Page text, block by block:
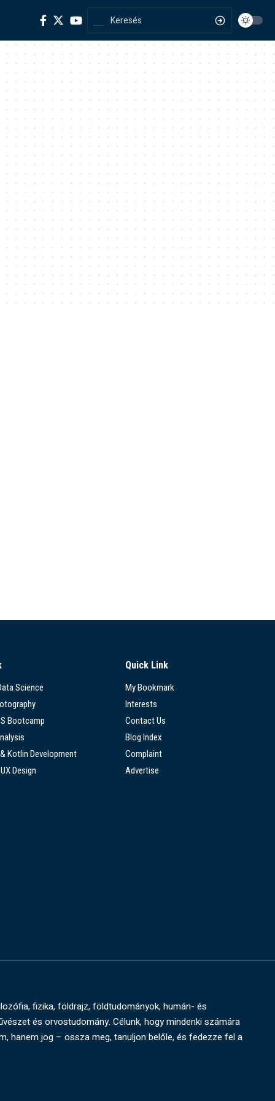
Science
Bootcamp
Kotlin Development
Design
Quick Link
My Bookmark
Interests
Contact Us
Blog Index
Complaint
Advertise
fizika, földrajz, földtudományok, humán- és
és orvostudomány. Célunk, hogy mindenki számára
hanem jog – ossza meg, tanuljon belőle, és fedezze fel a